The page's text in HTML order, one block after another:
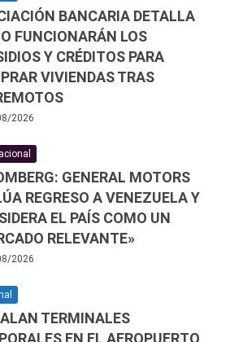
BANCARIA DETALLA
FUNCIONARÁN LOS
Y CRÉDITOS PARA
VIVIENDAS TRAS
2026
GENERAL MOTORS
REGRESO A VENEZUELA Y
EL PAÍS COMO UN
RELEVANTE»
2026
TERMINALES